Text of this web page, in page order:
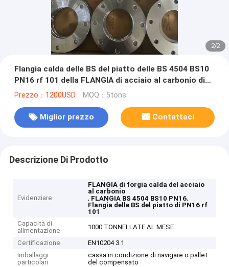
2/2
Flangia calda delle BS del piatto delle BS 4504 BS10
PN16 rf 101 della FLANGIA di acciaio al carbonio di
pezzo fucinato
Prezzo：1200USD MOQ：5tons
Miglior prezzo Contattaci
Descrizione Di Prodotto
Evidenziare
FLANGIA di forgia calda del acciaio
al carbonio
, FLANGIA BS 4504 BS10 PN16,
Flangia delle BS del piatto di PN16 rf
101
Capacità di
alimentazione
1000 TONNELLATE AL MESE
Certificazione
EN10204 3.1
Imballaggi
particolari
cassa in condizione di navigare o pallet
del compensato